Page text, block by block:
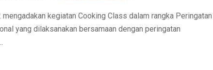
kegiatan Cooking Class dalam rangka Peringatan
yang dilaksanakan bersamaan dengan peringatan